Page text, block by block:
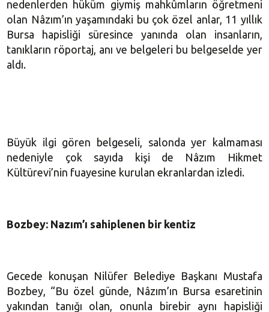
nedenlerden hüküm giymiş mahkûmların öğretmeni
olan Nâzım’ın yaşamındaki bu çok özel anlar, 11 yıllık
Bursa hapisliği süresince yanında olan insanların,
tanıkların röportaj, anı ve belgeleri bu belgeselde yer
aldı.
Büyük ilgi gören belgeseli, salonda yer kalmaması
nedeniyle çok sayıda kişi de Nâzım Hikmet
Kültürevi’nin fuayesine kurulan ekranlardan izledi.
Bozbey: Nazım’ı sahiplenen bir kentiz
Gecede konuşan Nilüfer Belediye Başkanı Mustafa
Bozbey, “Bu özel günde, Nâzım’ın Bursa esaretinin
yakından tanığı olan, onunla birebir aynı hapisliği